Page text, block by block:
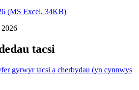
(MS Excel, 34KB)
tacsi
gyrwyr tacsi a cherbydau (yn cynnwys